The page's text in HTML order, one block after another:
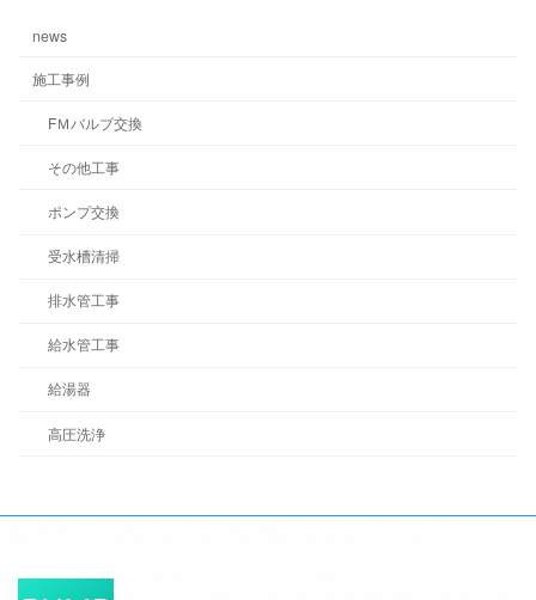
news
施工事例
FＭバルブ交換
その他工事
ポンプ交換
受水槽清掃
排水管工事
給水管工事
給湯器
高圧洗浄